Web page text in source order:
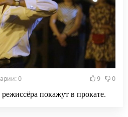
0 9 0
покажут в прокате.